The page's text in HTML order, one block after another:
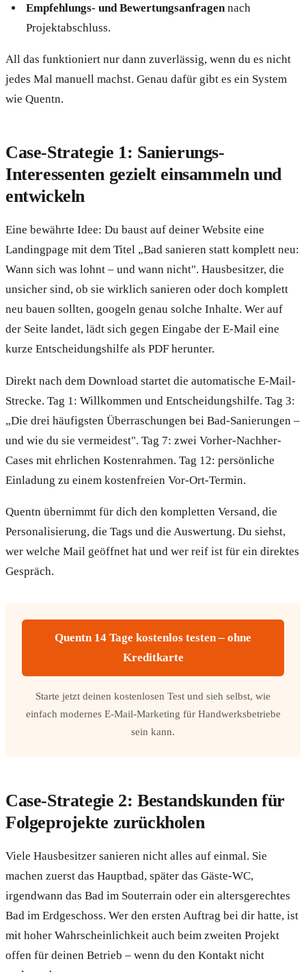
Empfehlungs- und Bewertungsanfragennach
Projektabschluss.
All das funktioniert nur dann zuverlässig, wenn du es nicht
jedes Mal manuell machst. Genau dafür gibt es ein System
wie Quentn.
Case-Strategie 1: Sanierungs-
Interessenten gezielt einsammeln und
entwickeln
Eine bewährte Idee: Du baust auf deiner Website eine
Landingpage mit dem Titel „Bad sanieren statt komplett neu:
Wann sich was lohnt – und wann nicht". Hausbesitzer, die
unsicher sind, ob sie wirklich sanieren oder doch komplett
neu bauen sollten, googeln genau solche Inhalte. Wer auf
der Seite landet, lädt sich gegen Eingabe der E-Mail eine
kurze Entscheidungshilfe als PDF herunter.
Direkt nach dem Download startet die automatische E-Mail-
Strecke. Tag 1: Willkommen und Entscheidungshilfe. Tag 3:
„Die drei häufigsten Überraschungen bei Bad-Sanierungen –
und wie du sie vermeidest". Tag 7: zwei Vorher-Nachher-
Cases mit ehrlichen Kostenrahmen. Tag 12: persönliche
Einladung zu einem kostenfreien Vor-Ort-Termin.
Quentn übernimmt für dich den kompletten Versand, die
Personalisierung, die Tags und die Auswertung. Du siehst,
wer welche Mail geöffnet hat und wer reif ist für ein direktes
Gespräch.
Quentn 14 Tage kostenlos testen – ohne
Kreditkarte
Starte jetzt deinen kostenlosen Test und sieh selbst, wie
einfach modernes E-Mail-Marketing für Handwerksbetriebe
sein kann.
Case-Strategie 2: Bestandskunden für
Folgeprojekte zurückholen
Viele Hausbesitzer sanieren nicht alles auf einmal. Sie
machen zuerst das Hauptbad, später das Gäste-WC,
irgendwann das Bad im Souterrain oder ein altersgerechtes
Bad im Erdgeschoss. Wer den ersten Auftrag bei dir hatte, ist
mit hoher Wahrscheinlichkeit auch beim zweiten Projekt
offen für deinen Betrieb – wenn du den Kontakt nicht